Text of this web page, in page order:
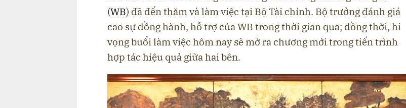
(WB) đã đến thăm và làm việc tại Bộ Tài chính. Bộ trưởng đánh giá
cao sự đồng hành, hỗ trợ của WB trong thời gian qua; đồng thời, hi
vọng buổi làm việc hôm nay sẽ mở ra chương mới trong tiến trình
hợp tác hiệu quả giữa hai bên.